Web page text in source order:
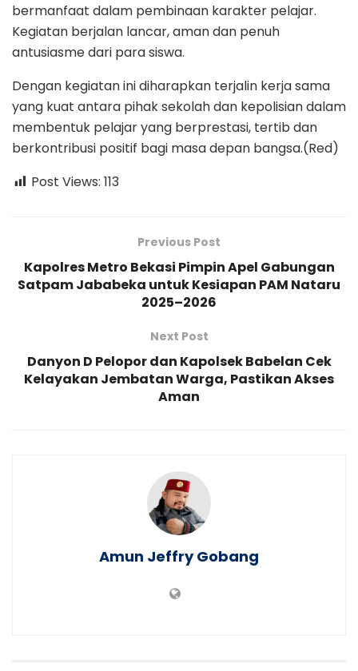
bermanfaat dalam pembinaan karakter pelajar.
Kegiatan berjalan lancar, aman dan penuh
antusiasme dari para siswa.
Dengan kegiatan ini diharapkan terjalin kerja sama
yang kuat antara pihak sekolah dan kepolisian dalam
membentuk pelajar yang berprestasi, tertib dan
berkontribusi positif bagi masa depan bangsa.(Red)
Post Views: 113
Previous Post
Kapolres Metro Bekasi Pimpin Apel Gabungan
Satpam Jababeka untuk Kesiapan PAM Nataru
2025–2026
Next Post
Danyon D Pelopor dan Kapolsek Babelan Cek
Kelayakan Jembatan Warga, Pastikan Akses
Aman
Amun Jeffry Gobang